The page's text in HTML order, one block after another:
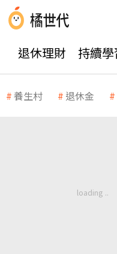
退休理財 持續學
養生村 退休金